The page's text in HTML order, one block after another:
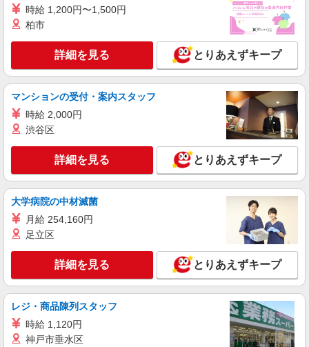
（上記給与とは別に支給） 下記資格をお持ちの方
歓迎 ・認知症介護基礎研修 ・初任者研修 ・実務
職業紹介
株式会社kotrio /●YK-S-2115078
≪センター北駅≫障がい者デイサービス！生活
サポート、相談など
時給1550円〜2312円 ＜交通費全支給(ガソリ
ン代含む)＞
横浜市都筑区内多数
詳細を見る
株式会社トラストグロース 新宿本社 第2営業部
特別養護老人ホームでの介護士
時給：1600円〜1750円 ※資格や経験などによ
る
キープ 詳細を見る
派遣社員
介護老人保健施設での夜専介護士
時給 1,200円〜1,500円
柏市
詳細を見る とりあえずキープ
マンションの受付・案内スタッフ
時給 2,000円
渋谷区
詳細を見る とりあえずキープ
大学病院の中材滅菌
月給 254,160円
足立区
詳細を見る とりあえずキープ
レジ・商品陳列スタッフ
時給 1,120円
神戸市垂水区